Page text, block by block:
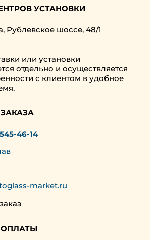
УСТАНОВКИ
Рублевское шоссе, 48/1
или установки
отдельно и осуществляется
с клиентом в удобное
46-14
market.ru